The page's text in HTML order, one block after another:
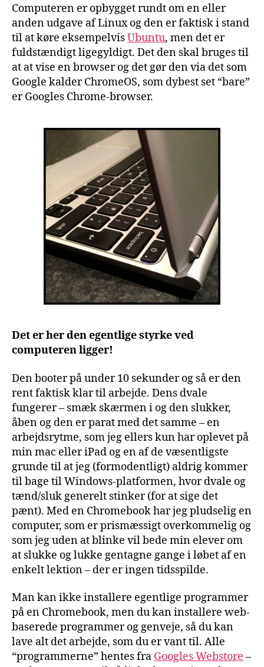
Computeren er opbygget rundt om en eller
anden udgave af Linux og den er faktisk i stand
til at køre eksempelvisUbuntu, men det er
fuldstændigt ligegyldigt. Det den skal bruges til
at at vise en browser og det gør den via det som
Google kalder ChromeOS, som dybest set “bare”
er Googles Chrome-browser.
Det er her den egentlige styrke ved
computeren ligger!
Den booter på under 10 sekunder og så er den
rent faktisk klar til arbejde. Dens dvale
fungerer – smæk skærmen i og den slukker,
åben og den er parat med det samme – en
arbejdsrytme, som jeg ellers kun har oplevet på
min mac eller iPad og en af de væsentligste
grunde til at jeg (formodentligt) aldrig kommer
til bage til Windows-platformen, hvor dvale og
tænd/sluk generelt stinker (for at sige det
pænt). Med en Chromebook har jeg pludselig en
computer, som er prismæssigt overkommelig og
som jeg uden at blinke vil bede min elever om
at slukke og lukke gentagne gange i løbet af en
enkelt lektion – der er ingen tidsspilde.
Man kan ikke installere egentlige programmer
på en Chromebook, men du kan installere web-
baserede programmer og genveje, så du kan
lave alt det arbejde, som du er vant til. Alle
“programmerne” hentes fra Googles Webstore –